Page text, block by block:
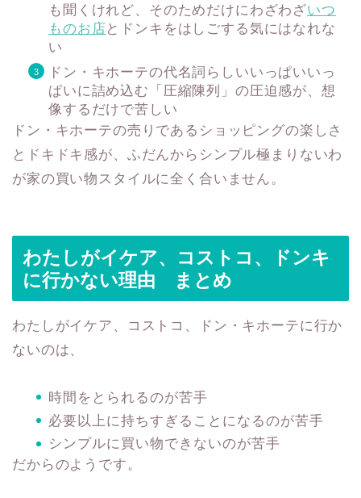
も聞くけれど、そのためだけにわざわざいつ
ものお店とドンキをはしごする気にはなれな
い
ドン・キホーテの代名詞らしいいっぱいいっ
ぱいに詰め込む「圧縮陳列」の圧迫感が、想
像するだけで苦しい
ドン・キホーテの売りであるショッピングの楽しさ
とドキドキ感が、ふだんからシンプル極まりないわ
が家の買い物スタイルに全く合いません。
わたしがイケア、コストコ、ドンキ
に行かない理由 まとめ
わたしがイケア、コストコ、ドン・キホーテに行か
ないのは、
時間をとられるのが苦手
必要以上に持ちすぎることになるのが苦手
シンプルに買い物できないのが苦手
だからのようです。